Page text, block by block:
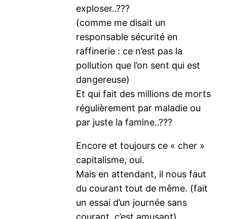
exploser..???
(comme me disait un
responsable sécurité en
raffinerie : ce n’est pas la
pollution que l’on sent qui est
dangereuse)
Et qui fait des millions de morts
régulièrement par maladie ou
par juste la famine..???
Encore et toujours ce « cher »
capitalisme, oui.
Mais en attendant, il nous faut
du courant tout de même. (fait
un essai d’un journée sans
courant, c’est amusant)